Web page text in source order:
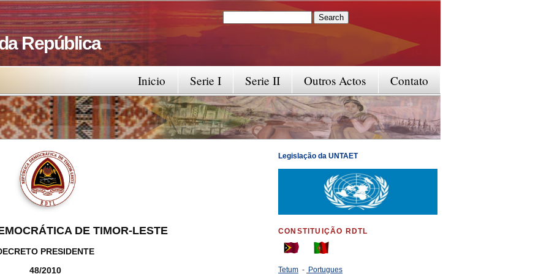
República
Search form
Contato
Outros Actos
Serie II
Serie I
Inicio
DE TIMOR-LESTE
PRESIDENTE
48/2010
Legislação da UNTAET
CONSTITUIÇÃO RDTL
Tetum - Portugues